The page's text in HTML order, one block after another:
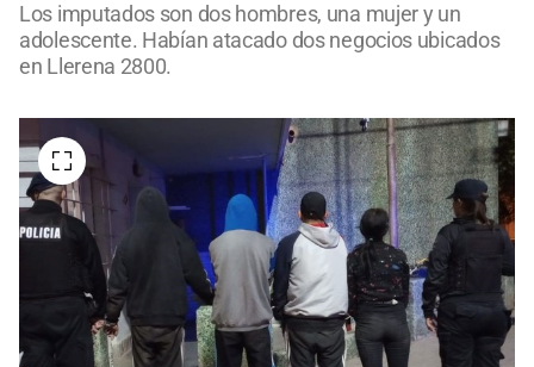
Los imputados son dos hombres, una mujer y un
adolescente. Habían atacado dos negocios ubicados
en Llerena 2800.